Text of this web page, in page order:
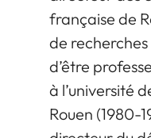
française de
de recherches
d’être
à l’université
Rouen (1980-